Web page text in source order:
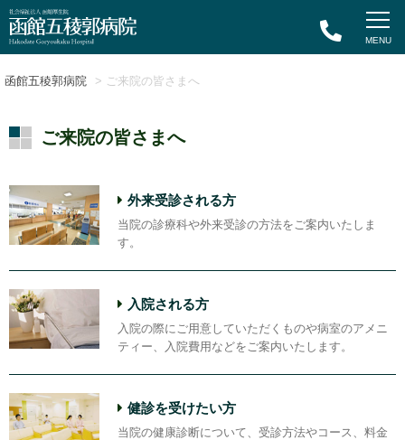
函館五稜郭病院 > ご来院の皆さまへ
ご来院の皆さまへ
外来受診される方
当院の診療科や外来受診の方法をご案内いたしま
す。
入院される方
入院の際にご用意していただくものや病室のアメニ
ティー、入院費用などをご案内いたします。
健診を受けたい方
当院の健康診断について、受診方法やコース、料金